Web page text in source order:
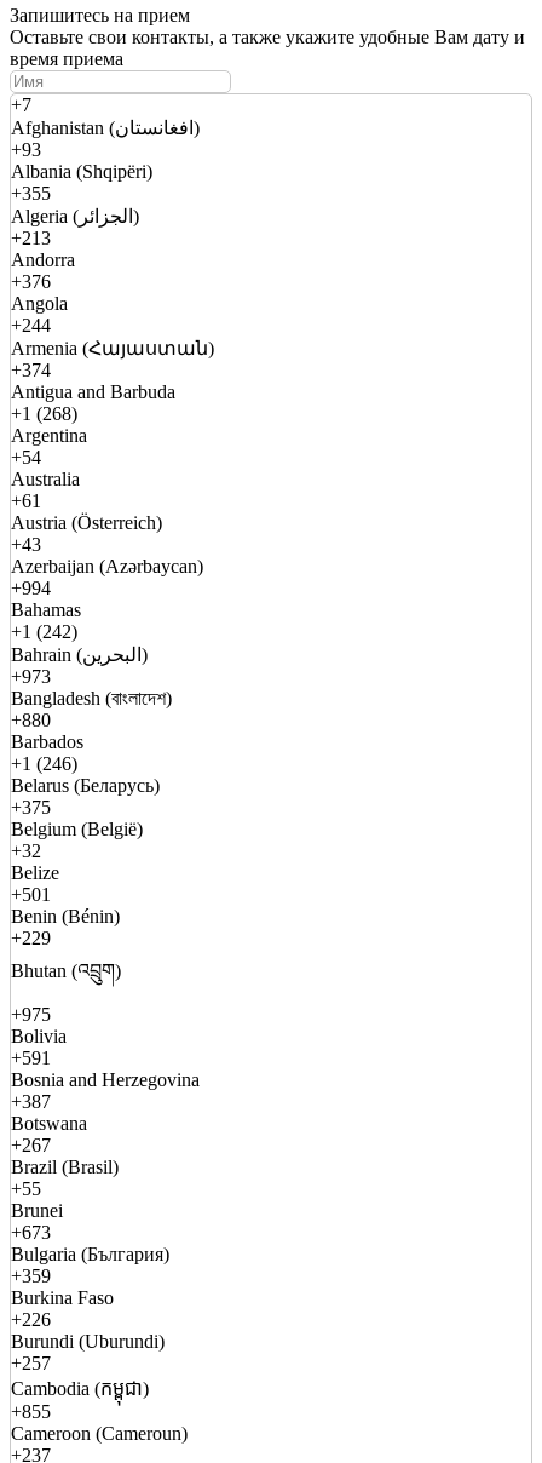
Запишитесь на прием
Оставьте свои контакты, а также укажите удобные Вам дату и
время приема
+7
Afghanistan (افغانستان)
+93
Albania (Shqipëri)
+355
Algeria (الجزائر)
+213
Andorra
+376
Angola
+244
Armenia (Հայաստան)
+374
Antigua and Barbuda
+1 (268)
Argentina
+54
Australia
+61
Austria (Österreich)
+43
Azerbaijan (Azərbaycan)
+994
Bahamas
+1 (242)
Bahrain (البحرين)
+973
Bangladesh (বাংলাদেশ)
+880
Barbados
+1 (246)
Belarus (Беларусь)
+375
Belgium (België)
+32
Belize
+501
Benin (Bénin)
+229
Bhutan (འབྲུག)
+975
Bolivia
+591
Bosnia and Herzegovina
+387
Botswana
+267
Brazil (Brasil)
+55
Brunei
+673
Bulgaria (България)
+359
Burkina Faso
+226
Burundi (Uburundi)
+257
Cambodia (កម្ពុជា)
+855
Cameroon (Cameroun)
+237